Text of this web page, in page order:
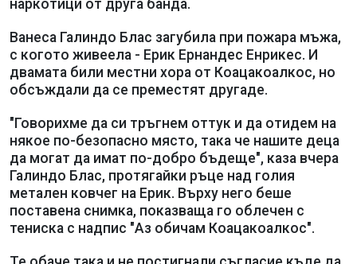
наркотици от друга банда.
Ванеса Галиндо Блас загубила при пожара мъжа,
с когото живеела - Ерик Ернандес Енрикес. И
двамата били местни хора от Коацакоалкос, но
обсъждали да се преместят другаде.
"Говорихме да си тръгнем оттук и да отидем на
някое по-безопасно място, така че нашите деца
да могат да имат по-добро бъдеще", каза вчера
Галиндо Блас, протягайки ръце над голия
метален ковчег на Ерик. Върху него беше
поставена снимка, показваща го облечен с
тениска с надпис "Аз обичам Коацакоалкос".